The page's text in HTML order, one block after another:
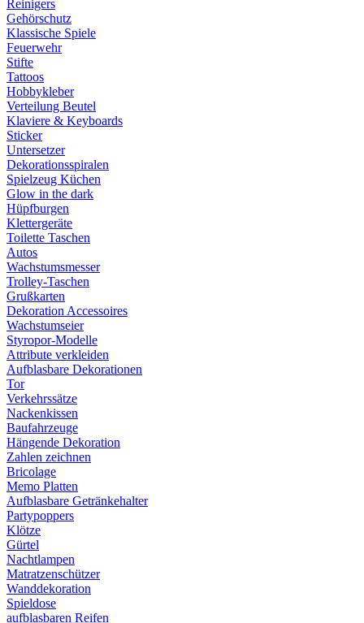
Reinigers
Gehörschutz
Klassische Spiele
Feuerwehr
Stifte
Tattoos
Hobbykleber
Verteilung Beutel
Klaviere & Keyboards
Sticker
Untersetzer
Dekorationsspiralen
Spielzeug Küchen
Glow in the dark
Hüpfburgen
Klettergeräte
Toilette Taschen
Autos
Wachstumsmesser
Trolley-Taschen
Grußkarten
Dekoration Accessoires
Wachstumseier
Styropor-Modelle
Attribute verkleiden
Aufblasbare Dekorationen
Tor
Verkehrssätze
Nackenkissen
Baufahrzeuge
Hängende Dekoration
Zahlen zeichnen
Bricolage
Memo Platten
Aufblasbare Getränkehalter
Partypoppers
Klötze
Gürtel
Nachtlampen
Matratzenschützer
Wanddekoration
Spieldose
aufblasbaren Reifen